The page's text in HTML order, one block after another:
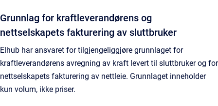
Grunnlag for kraftleverandørens og
nettselskapets fakturering av sluttbruker
Elhub har ansvaret for tilgjengeliggjøre grunnlaget for
kraftleverandørens avregning av kraft levert til sluttbruker og for
nettselskapets fakturering av nettleie. Grunnlaget inneholder
kun volum, ikke priser.